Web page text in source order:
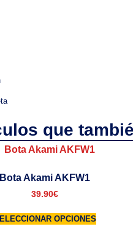
que
Bota Akami AKFW1
39.90€
OPCIONES